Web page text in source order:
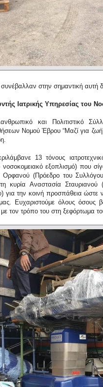
συνέβαλλαν στην σημαντική αυτή
Ιατρικής Υπηρεσίας του
και Πολιτιστικό
Νομού Έβρου “Μαζί για ζωή”
13 τόνους
νοσοκομειακό εξοπλισμό) που
Ορφανού (Πρόεδρο του
κυρία Αναστασία Σταυριανού
για την κοινή προσπάθεια
Ευχαριστούμε όλους όσους
τον τρόπο του στη ξεφόρτωμα